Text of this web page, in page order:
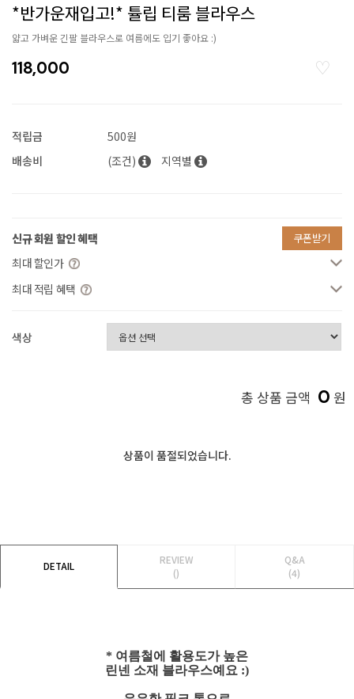
*반가운재입고!* 튤립 티룸 블라우스
얇고 가벼운 긴팔 블라우스로 여름에도 입기 좋아요 :)
118,000
적립금
500원
배송비
(조건) 지역별
신규 회원 할인 혜택 쿠폰받기
최대 할인가
최대 적립 혜택
색상
총 상품 금액 0 원
상품이 품절되었습니다.
DETAIL
REVIEW
()
Q&A
(4)
* 여름철에 활용도가 높은
린넨 소재 블라우스예요 :)